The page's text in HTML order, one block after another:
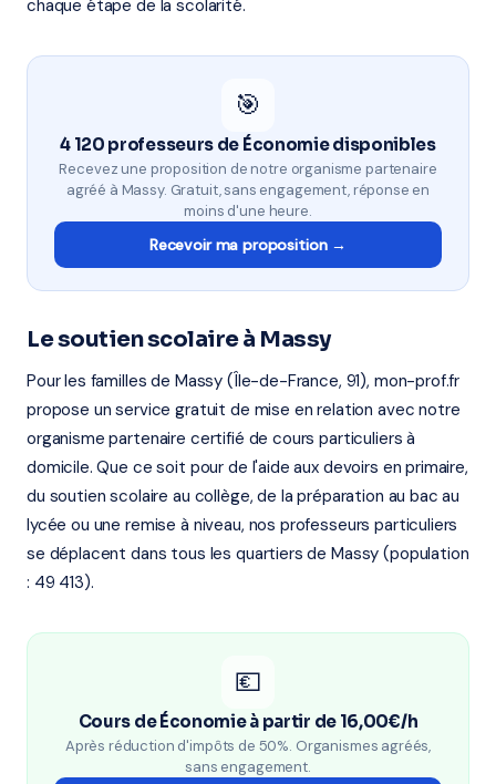
chaque étape de la scolarité.
🎯
4 120 professeurs de Économie disponibles
Recevez une proposition de notre organisme partenaire
agréé à Massy. Gratuit, sans engagement, réponse en
moins d'une heure.
Recevoir ma proposition →
Le soutien scolaire à Massy
Pour les familles de Massy (Île-de-France, 91), mon-prof.fr
propose un service gratuit de mise en relation avec notre
organisme partenaire certifié de cours particuliers à
domicile. Que ce soit pour de l'aide aux devoirs en primaire,
du soutien scolaire au collège, de la préparation au bac au
lycée ou une remise à niveau, nos professeurs particuliers
se déplacent dans tous les quartiers de Massy (population
: 49 413).
💶
Cours de Économie à partir de 16,00€/h
Après réduction d'impôts de 50%. Organismes agréés,
sans engagement.